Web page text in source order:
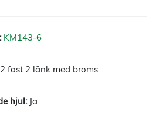
KM143-6
2 fast 2 länk med broms
Ja